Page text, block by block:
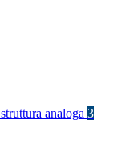
analoga 3